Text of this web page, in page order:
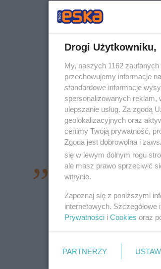
48-latek położył w
od podjętych wobec
policjantów była
policjantka.
Drogi Użytkowniku,
My, naszych 1162
przechowujemy informacje
standardowe informacje
spersonalizowanych reklam,
ulepszanie usług. Za zgodą
geolokalizacyjnych oraz
cenimy Twoją prywatność,
Zgoda jest dobrowolna i
się w lewym dolnym rogu
ale masz prawo sprzeciwić
witrynie.
Zapoznaj się z poniższymi
internetowych.
Prywatności i Cookies oraz
PARTNERZY